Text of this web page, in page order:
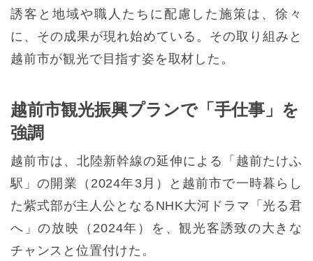
誘客と地域や職人たちに配慮した施策は、徐々
に、その成果が現れ始めている。その取り組みと
越前市が観光で目指す姿を取材した。
越前市観光振興プランで「手仕事」を
強調
越前市は、北陸新幹線の延伸による「越前たけふ
駅」の開業（2024年3月）と越前市で一時暮らし
た紫式部が主人公となるNHK大河ドラマ「光る君
へ」の放映（2024年）を、観光客誘致の大きな
チャンスと位置付けた。